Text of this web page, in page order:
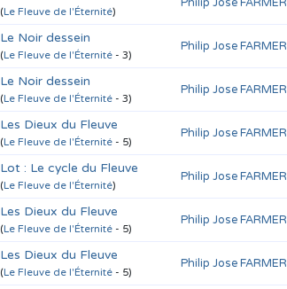
(Le Fleuve de l'Éternité)
Le Noir dessein
(Le Fleuve de l'Éternité - 3)
Philip Jose FARMER
Le Noir dessein
(Le Fleuve de l'Éternité - 3)
Philip Jose FARMER
Les Dieux du Fleuve
(Le Fleuve de l'Éternité - 5)
Philip Jose FARMER
Lot : Le cycle du Fleuve
(Le Fleuve de l'Éternité)
Philip Jose FARMER
Les Dieux du Fleuve
(Le Fleuve de l'Éternité - 5)
Philip Jose FARMER
Les Dieux du Fleuve
(Le Fleuve de l'Éternité - 5)
Philip Jose FARMER